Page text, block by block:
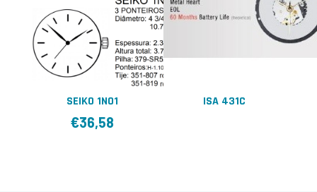
SEIKO 1N01
€36,58
ISA 431C